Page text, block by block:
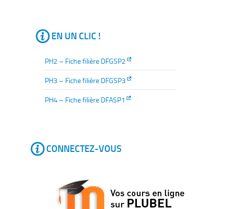
EN UN CLIC !
PH2 – Fiche filière DFGSP2
PH3 – Fiche filière DFGSP3
PH4 – Fiche filière DFASP1
CONNECTEZ-VOUS